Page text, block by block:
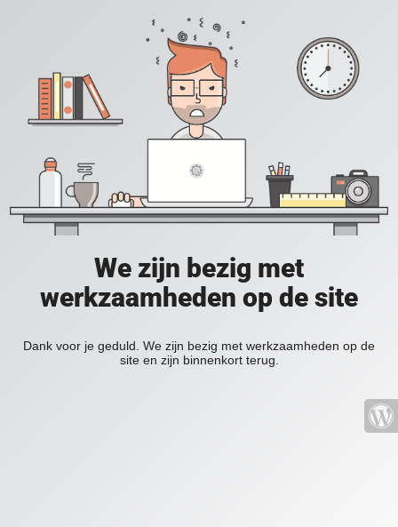
We zijn bezig met
werkzaamheden op de site
Dank voor je geduld. We zijn bezig met werkzaamheden op de
site en zijn binnenkort terug.